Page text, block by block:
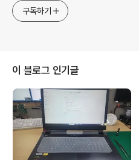
구독하기
이 블로그 인기글